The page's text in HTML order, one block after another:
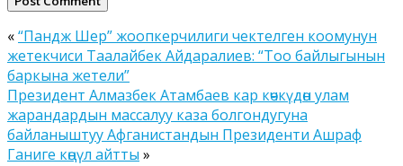
«“Пандж Шер” жоопкерчилиги чектелген коомунун
жетекчиси Таалайбек Айдаралиев: “Тоо байлыгынын
баркына жетели”
Президент Алмазбек Атамбаев кар көчкүдөн улам
жарандардын массалуу каза болгондугуна
байланыштуу Афганистандын Президенти Ашраф
Ганиге көңүл айтты »